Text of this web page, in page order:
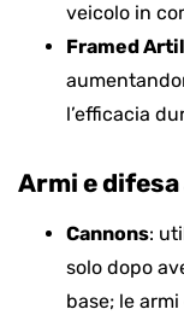
veicolo in
Framed
l’efficacia
Armi e
Cannons:
solo dopo
base; le